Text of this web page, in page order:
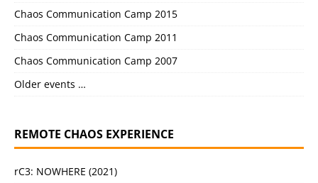
Chaos Communication Camp 2015
Chaos Communication Camp 2011
Chaos Communication Camp 2007
Older events …
REMOTE CHAOS EXPERIENCE
rC3: NOWHERE (2021)